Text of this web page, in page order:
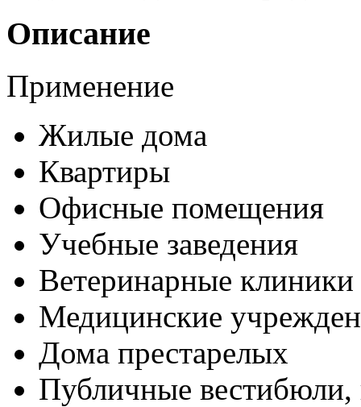
Описание
Применение
Жилые дома
Квартиры
Офисные помещения
Учебные заведения
Ветеринарные клиники
Медицинские
Дома престарелых
Публичные